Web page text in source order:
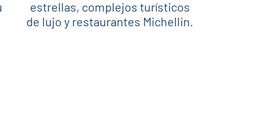
estrellas, complejos turísticos
de lujo y restaurantes Michellin.